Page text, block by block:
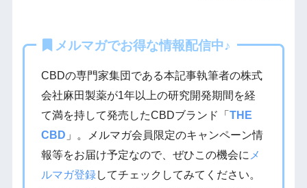
メルマガでお得な情報配信中♪
CBDの専門家集団である本記事執筆者の株式
会社麻田製薬が1年以上の研究開発期間を経
て満を持して発売したCBDブランド「 THE
CBD 」。メルマガ会員限定のキャンペーン情
報等をお届け予定なので、ぜひこの機会に メ
ルマガ登録してチェックしてみてください。